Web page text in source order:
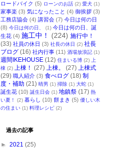
ロードバイク (5) ローンのお話 (2) 愛犬 (1)
家事楽 (3) 気になったこと (4) 御挨拶 (3)
工務店協会 (4) 講習会 (7) 今日は何の日
(8) 今日は何の日、 (1) 今日は何の日、誕
生花 (4) 施工中！ (224) 施行中！
(33) 社員の休日 (3) 社長の休日 (2) 社長
ブログ (16) 社内行事 (11) 酒場放浪記 (1)
週間IKEHOUSE (12) 住まいる博 (2)
上
棟 (2) 上棟！ (27) 上棟。 (27) 上棟式
(29) 職人紹介 (3) 食べログ (18) 制
度・補助 (21) 晴男 (1) 掃除 (1) 大蛇 (1)
誕生花 (10) 誕生日会 (1) 地鎮祭 (17) 熱
い夏！
(2) 暮らし (10) 餅まき (5) 優しい木
の住まい (1) 料理レシピ (2)
過去の記事
► 2021 (25)